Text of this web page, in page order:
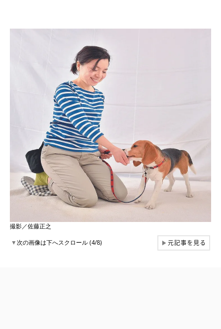
撮影／佐藤正之
▼次の画像は下へスクロール (4/8) ▶元記事を見る